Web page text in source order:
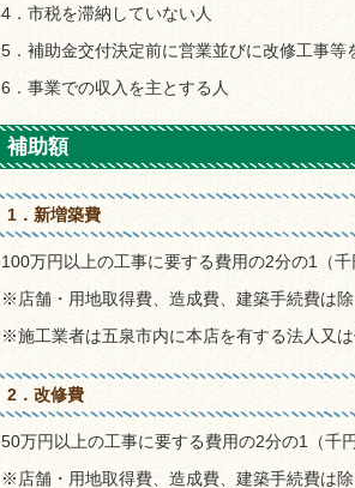
4．市税を滞納していない人
5．補助金交付決定前に営業並びに改修工事等
6．事業での収入を主とする人
補助額
1．新増築費
100万円以上の工事に要する費用の2分の1（
※店舗・用地取得費、造成費、建築手続費は除
※施工業者は五泉市内に本店を有する法人又
2．改修費
50万円以上の工事に要する費用の2分の1（千
※店舗・用地取得費、造成費、建築手続費は除